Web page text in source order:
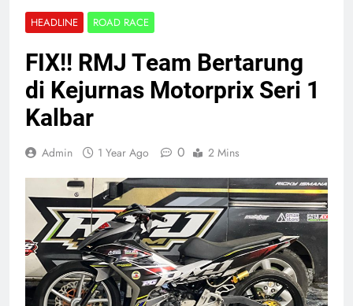
HEADLINE ROAD RACE
FIX!! RMJ Team Bertarung
di Kejurnas Motorprix Seri 1
Kalbar
Admin 1 Year Ago 0 2 Mins